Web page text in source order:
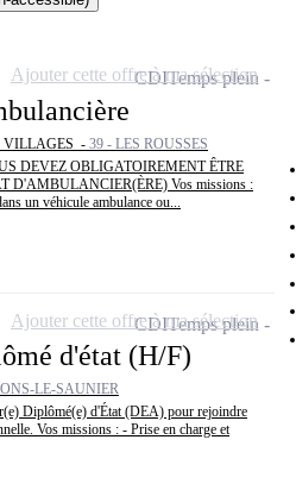
VILLAGES - 39 - LES ROUSSES
DEVEZ OBLIGATOIREMENT ÊTRE
D'AMBULANCIER(ÈRE) Vos missions :
un véhicule ambulance ou...
CDITemps plein
Ajouter cette offre à ma sélection
d'état (H/F)
LE-SAUNIER
Diplômé(e) d'État (DEA) pour rejoindre
Vos missions : - Prise en charge et
CDITemps plein
Ajouter cette offre à ma sélection